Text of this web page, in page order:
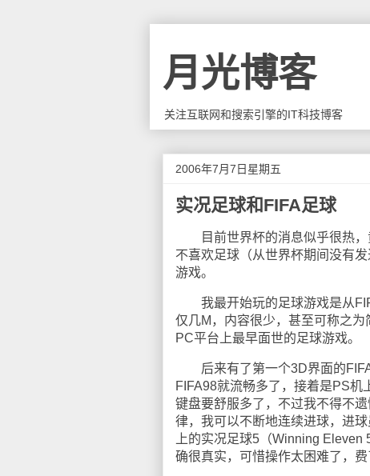
月光博客
关注互联网和搜索引擎的IT科技博客
2006年7月7日星期五
实况足球和FIFA足球
目前世界杯的消息似乎很热，
不喜欢足球（从世界杯期间没有
游戏。
我最开始玩的足球游戏是从
仅几M，内容很少，甚至可称之
PC平台上最早面世的足球游戏。
后来有了第一个3D界面的
FIFA98就流畅多了，接着是PS机
键盘要舒服多了，不过我不得不
律，我可以不断地连续进球，进
上的实况足球5（Winning
确很真实，可惜操作太困难了，